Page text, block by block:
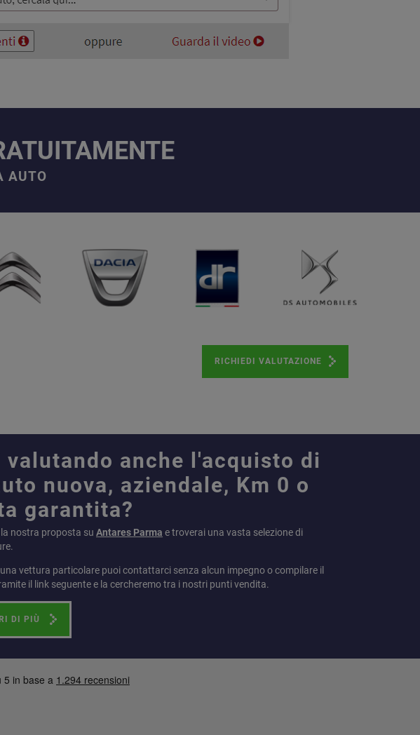
AUTO
RICHIEDI VALUTAZIONE
valutando anche l'acquisto di
nuova, aziendale, Km 0 o
garantita?
nostra proposta su Antares Parma e troverai una vasta selezione di
vettura particolare puoi contattarci senza alcun impegno o compilare il
il link seguente e la cercheremo tra i nostri punti vendita.
DI PIÙ